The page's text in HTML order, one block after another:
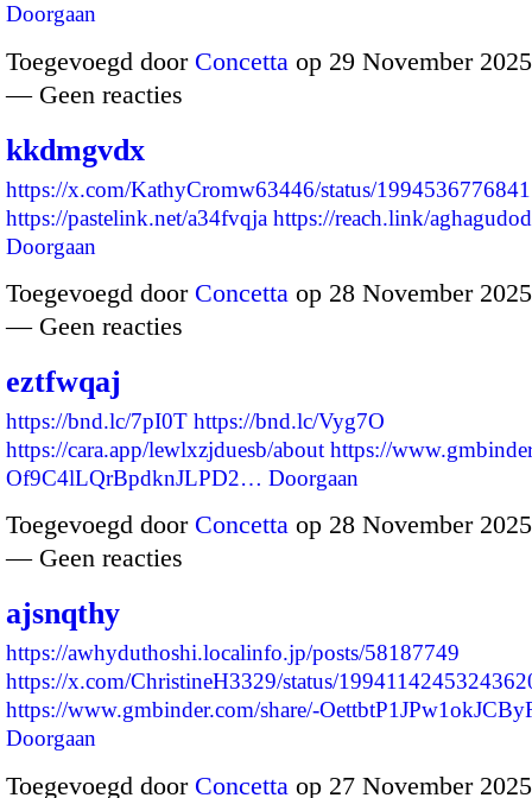
Doorgaan
Toegevoegd door Concetta op 29 November
— Geen reacties
kkdmgvdx
https://x.com/KathyCromw63446/status/
https://pastelink.net/a34fvqja https://reach.link/
Doorgaan
Toegevoegd door Concetta op 28 November
— Geen reacties
eztfwqaj
https://bnd.lc/7pI0T https://bnd.lc/Vyg7O
https://cara.app/lewlxzjduesb/about https://
Of9C4lLQrBpdknJLPD2… Doorgaan
Toegevoegd door Concetta op 28 November
— Geen reacties
ajsnqthy
https://awhyduthoshi.localinfo.jp/posts/58187749
https://x.com/ChristineH3329/status/
https://www.gmbinder.com/share/-
Doorgaan
Toegevoegd door Concetta op 27 November